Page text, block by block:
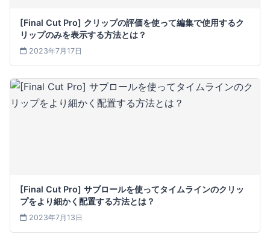
[Final Cut Pro] クリップの評価を使って編集で使用するク
リップのみを表示する方法とは？
2023年7月17日
[Final Cut Pro] サブロールを使ってタイムラインのクリッ
プをより細かく配置する方法とは？
2023年7月13日